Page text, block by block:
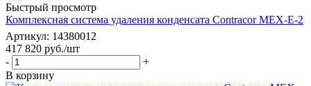
Быстрый просмотр
Комплексная система удаления конденсата Contracor MEX-E-2
Артикул: 14380012
417 820 руб./шт
-
+
В корзину